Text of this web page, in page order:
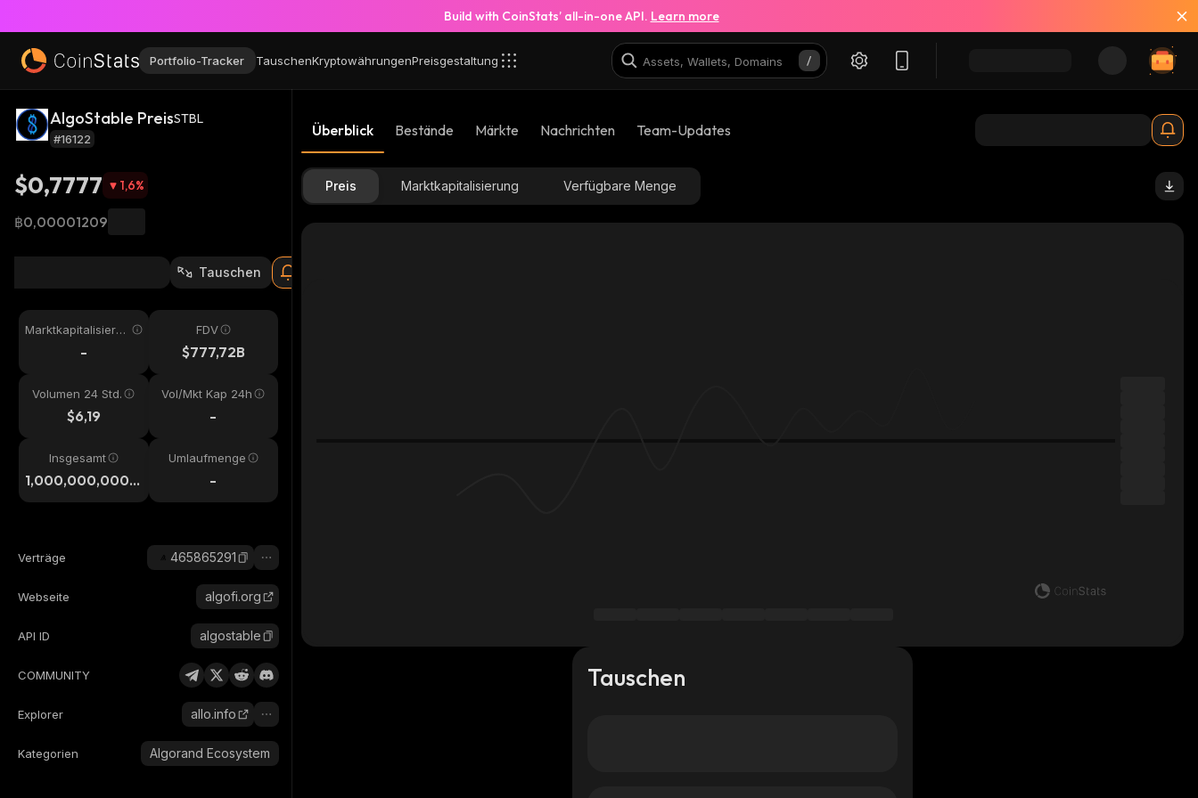
Build with CoinStats’ all-in-one API. Learn more
Portfolio-Tracker TauschenKryptowährungenPreisgestaltung
AlgoStable PreisSTBL
#16122
$0,7777 1,6%
฿0,00001209
Tauschen
Marktkapitalisieru
-
FDV
$777,72B
Volumen 24 Std.
$6,19
Vol/Mkt Kap 24h
-
Insgesamt
1,000,000,000,
000
Umlaufmenge
-
Verträge 465865291
Webseite algofi.org
API ID algostable
COMMUNITY
Explorer allo.info
Kategorien Algorand Ecosystem
Überblick Bestände Märkte Nachrichten Team-Updates
Preis Marktkapitalisierung Verfügbare Menge
Tauschen